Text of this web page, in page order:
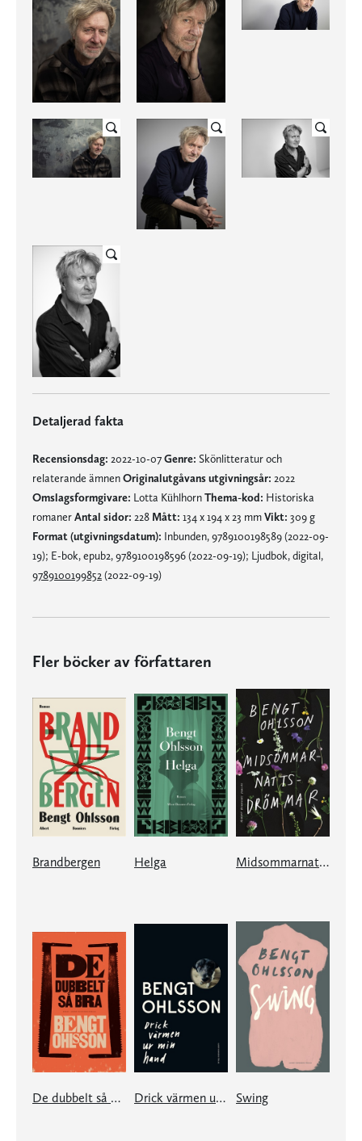
Detaljerad fakta
Recensionsdag: 2022-10-07Genre: Skönlitteratur och
relaterande ämnenOriginalutgåvans utgivningsår: 2022
Omslagsformgivare: Lotta KühlhornThema-kod: Historiska
romanerAntal sidor: 228 Mått: 134 x 194 x 23 mmVikt: 309 g
Format (utgivningsdatum): Inbunden, 9789100198589 (2022-09-
19); E-bok, epub2, 9789100198596 (2022-09-19); Ljudbok, digital,
9789100199852(2022-09-19)
Fler böcker av författaren
Brandbergen Helga Midsommarnattsdrömmar
De dubbelt så bra Drick värmen ur min hand Swing